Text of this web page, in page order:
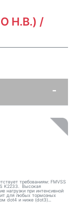
Н.В.) /
требованиям: FMVSS
K2233. Высокая
нагрузки при интенсивной
для любых тормозных
dot4 и ниже (dot3)...